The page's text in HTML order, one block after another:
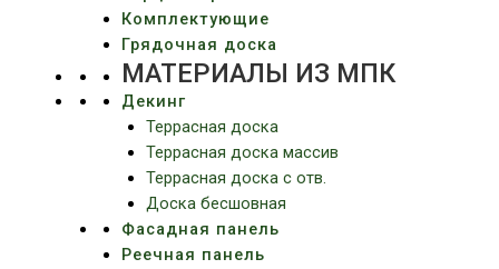
Комплектующие
Грядочная доска
МАТЕРИАЛЫ ИЗ МПК
Декинг
Террасная доска
Террасная доска массив
Террасная доска c отв.
Доска бесшовная
Фасадная панель
Реечная панель